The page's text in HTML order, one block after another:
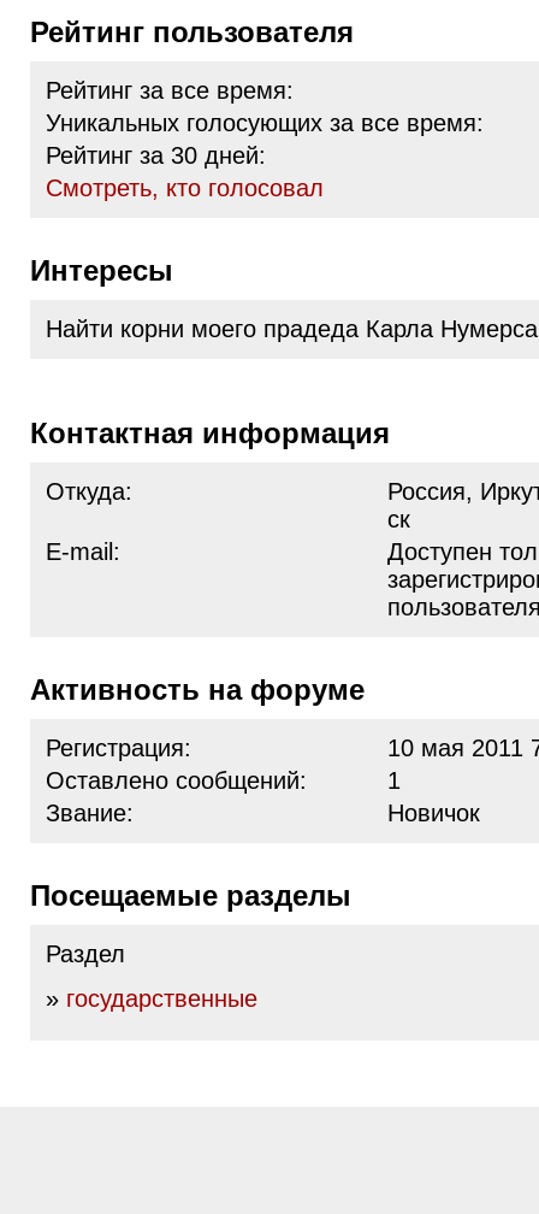
Рейтинг пользователя
Рейтинг за все время:
Уникальных голосующих за все время:
Рейтинг за 30 дней:
Cмотреть, кто голосовал
Интересы
Найти корни моего прадеда Карла Нумерса
Контактная информация
Откуда:
Россия,
ск
E-mail:
Доступен
Активность на форуме
Регистрация:
10 мая 2011
Оставлено сообщений:
1
Звание:
Новичок
Посещаемые разделы
Раздел
» государственные